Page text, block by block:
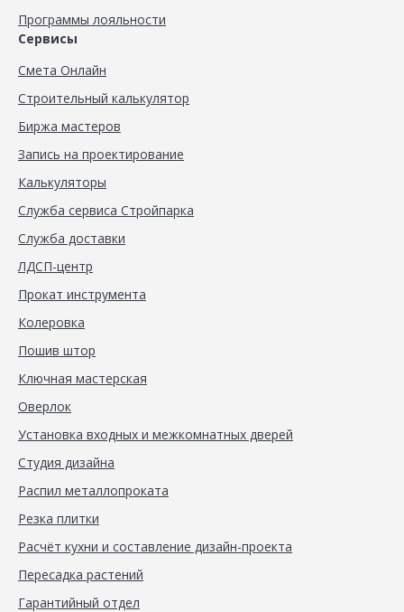
Программы лояльности
Сервисы
Смета Онлайн
Строительный калькулятор
Биржа мастеров
Запись на проектирование
Калькуляторы
Служба сервиса Стройпарка
Служба доставки
ЛДСП-центр
Прокат инструмента
Колеровка
Пошив штор
Ключная мастерская
Оверлок
Установка входных и межкомнатных дверей
Студия дизайна
Распил металлопроката
Резка плитки
Расчёт кухни и составление дизайн-проекта
Пересадка растений
Гарантийный отдел